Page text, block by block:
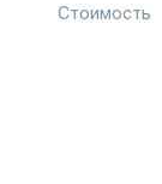
Стоимость